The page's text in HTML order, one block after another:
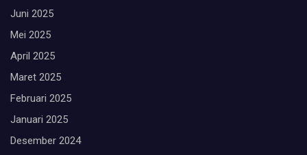
Juni 2025
Mei 2025
April 2025
Maret 2025
Februari 2025
Januari 2025
Desember 2024